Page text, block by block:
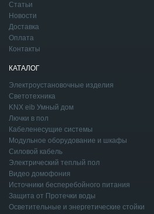
Статьи
Новости
Доставка
Оплата
Контакты
КАТАЛОГ
Электроустановочные изделия
Светотехника
KNX eib Умный дом
Лючки в пол
Кабеленесущие системы
Модульное оборудование и шкафы
Силовой кабель
Электрический теплый пол
Видео домофония
Источники бесперебойного питания
Защита от Протечки воды
Осветительные и энергетические стойки